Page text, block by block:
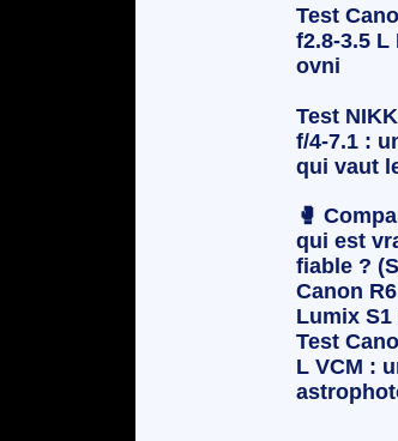
Test
f2.8-3.5 L
ovni
Test
f/4-7.1 :
qui vaut
🥊
qui est
fiable ?
Canon
Lumix S1
Test
L VCM :